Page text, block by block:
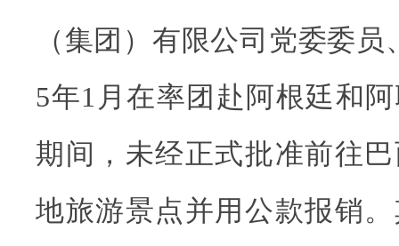
（集团）有限公司党委委
5年1月在率团赴阿根廷和
期间，未经正式批准前往
地旅游景点并用公款报销